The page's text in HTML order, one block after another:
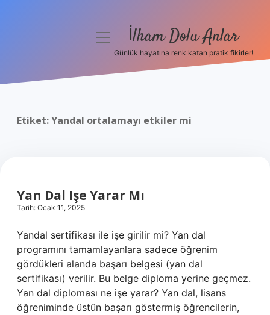
menüyü İlham Dolu Anlar
Günlük hayatına renk katan pratik fikirler!
Etiket:Yandal ortalamayı etkiler mi
Yan Dal Işe Yarar Mı
Tarih: Ocak 11, 2025
Yandal sertifikası ile işe girilir mi? Yan dal
programını tamamlayanlara sadece öğrenim
gördükleri alanda başarı belgesi (yan dal
sertifikası) verilir. Bu belge diploma yerine geçmez.
Yan dal diploması ne işe yarar? Yan dal, lisans
öğreniminde üstün başarı göstermiş öğrencilerin,